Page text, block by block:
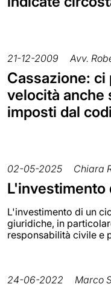
21-12-2009 Avv.
Cassazione:
velocità anche
imposti dal
02-05-2025 Chiara
L'investimento
L'investimento di un
giuridiche, in
responsabilità civile e
24-06-2022 Marco